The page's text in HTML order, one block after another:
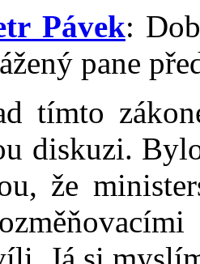
Pávek:
pane
tímto
diskuzi.
že